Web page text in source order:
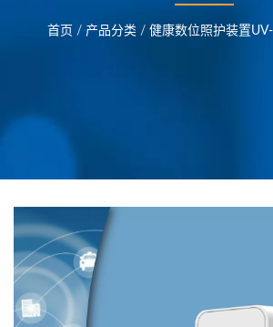
域的电源管理应用需求。
首页 / 产品分类 / 健康数位照护装置UV-